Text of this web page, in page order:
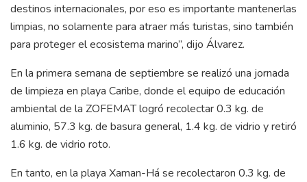
destinos internacionales, por eso es importante mantenerlas
limpias, no solamente para atraer más turistas, sino también
para proteger el ecosistema marino”, dijo Álvarez.
En la primera semana de septiembre se realizó una jornada
de limpieza en playa Caribe, donde el equipo de educación
ambiental de la ZOFEMAT logró recolectar 0.3 kg. de
aluminio, 57.3 kg. de basura general, 1.4 kg. de vidrio y retiró
1.6 kg. de vidrio roto.
En tanto, en la playa Xaman-Há se recolectaron 0.3 kg. de